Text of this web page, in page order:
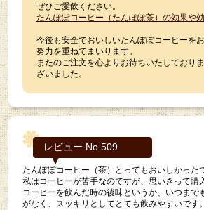
ぜひご愛飲ください。
たんぽぽコーヒー（たんぽぽ茶）の効果や
今後も安全でおいしいたんぽぽコーヒーを
努力を重ねてまいります。
またのご注文を心よりお待ちいたしており
ざいました。
レビュー No.509
たんぽぽコーヒー（茶）とってもおいしかった
私はコーヒーが苦手なのですが、思いきって購
コーヒーを飲んだ時の後味というか、いつまで
がなく、スッキリとしてとても飲みやすいです。